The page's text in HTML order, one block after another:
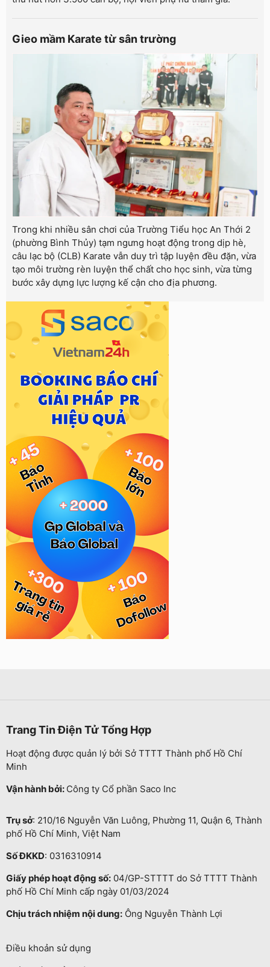
Gieo mầm Karate từ sân trường
Trong khi nhiều sân chơi của Trường Tiểu học An Thới 2
(phường Bình Thủy) tạm ngưng hoạt động trong dịp hè,
câu lạc bộ (CLB) Karate vẫn duy trì tập luyện đều đặn, vừa
tạo môi trường rèn luyện thể chất cho học sinh, vừa từng
bước xây dựng lực lượng kế cận cho địa phương.
Trang Tin Điện Tử Tổng Hợp
Hoạt động được quản lý bởi Sở TTTT Thành phố Hồ Chí
Minh
Vận hành bởi: Công ty Cổ phần Saco Inc
Trụ sở: 210/16 Nguyễn Văn Luông, Phường 11, Quận 6, Thành
phố Hồ Chí Minh, Việt Nam
Số ĐKKD: 0316310914
Giấy phép hoạt động số: 04/GP-STTTT do Sở TTTT Thành
phố Hồ Chí Minh cấp ngày 01/03/2024
Chịu trách nhiệm nội dung: Ông Nguyễn Thành Lợi
Điều khoản sử dụng